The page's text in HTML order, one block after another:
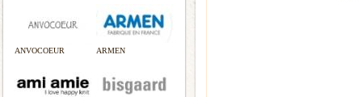
ANVOCOEUR ARMEN